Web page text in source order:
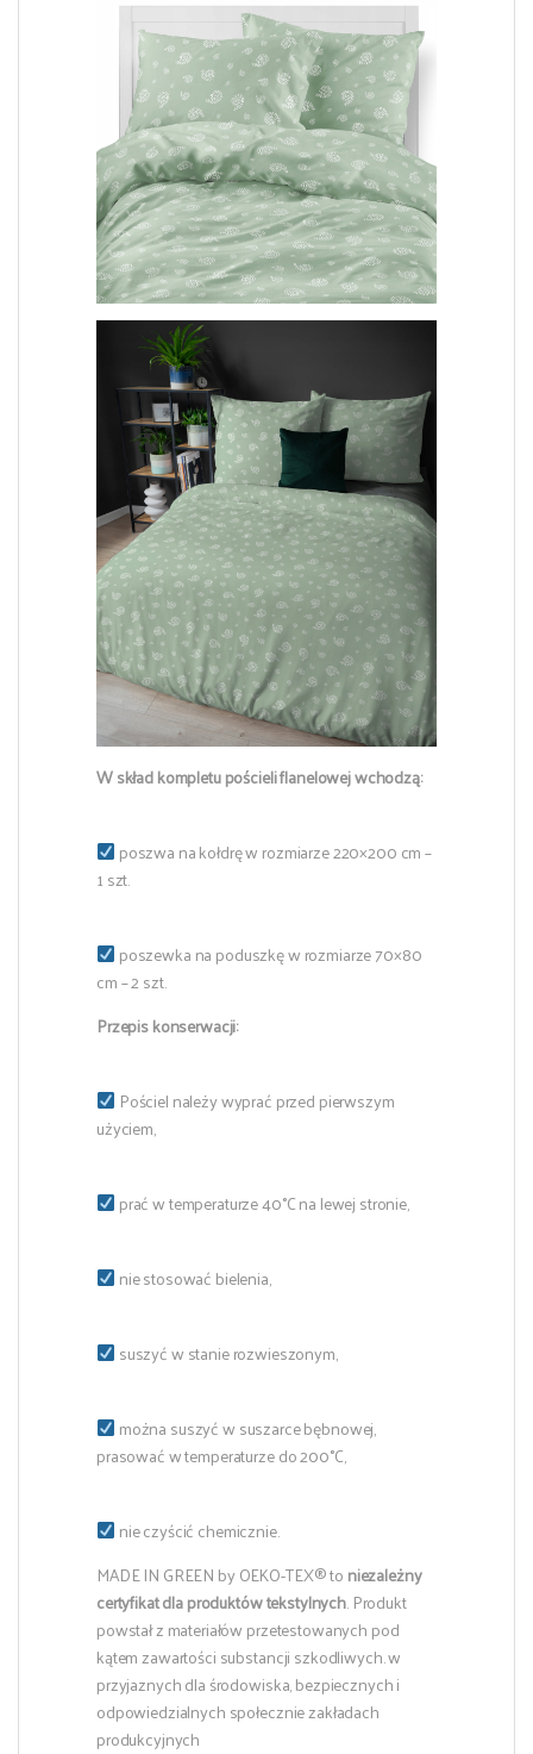
W skład kompletu pościeli flanelowej wchodzą:
poszwa na kołdrę w rozmiarze 220×200 cm –
1 szt.
poszewka na poduszkę w rozmiarze 70×80
cm – 2 szt.
Przepis konserwacji:
Pościel należy wyprać przed pierwszym
użyciem,
prać w temperaturze 40°C na lewej stronie,
nie stosować bielenia,
suszyć w stanie rozwieszonym,
można suszyć w suszarce bębnowej,
prasować w temperaturze do 200°C,
nie czyścić chemicznie.
MADE IN GREEN by OEKO-TEX® to niezależny
certyfikat dla produktów tekstylnych. Produkt
powstał z materiałów przetestowanych pod
kątem zawartości substancji szkodliwych. w
przyjaznych dla środowiska, bezpiecznych i
odpowiedzialnych społecznie zakładach
produkcyjnych